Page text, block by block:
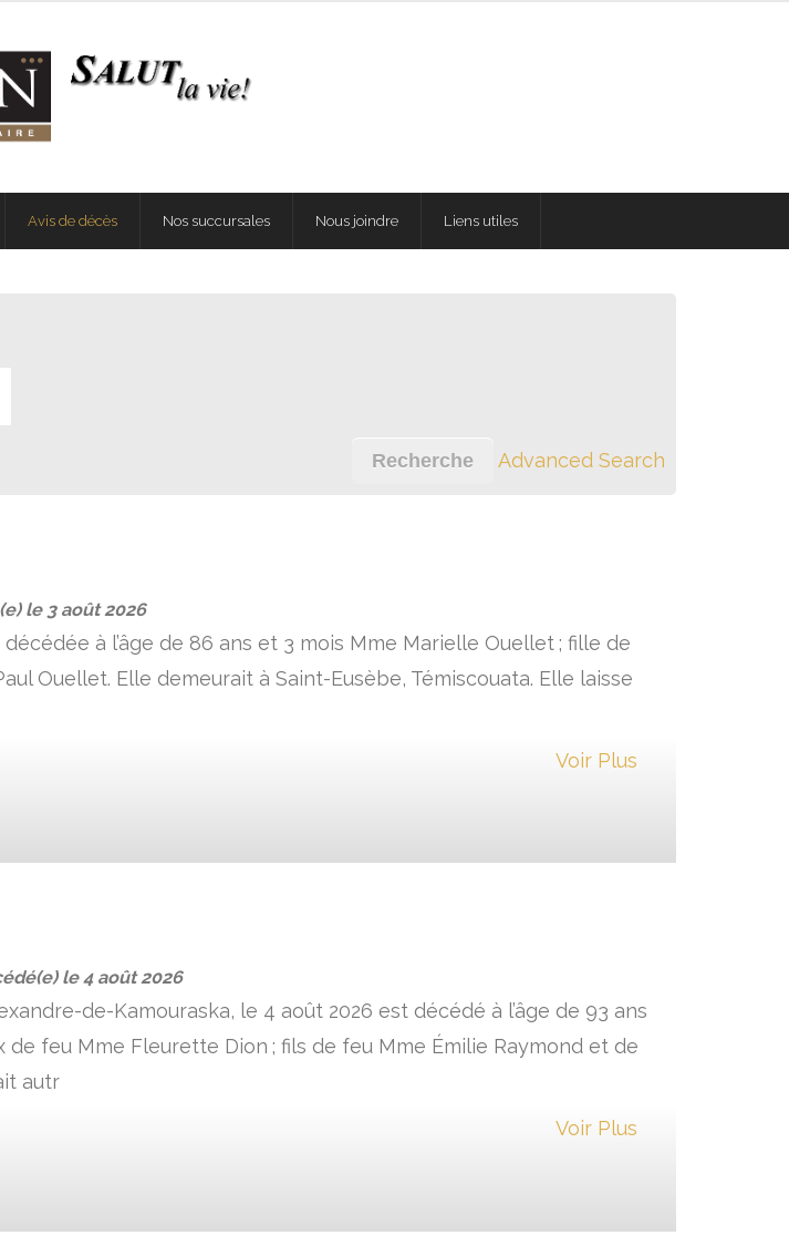
Avis de décès Nos succursales Nous joindre Liens utiles
Advanced Search
le 3 août 2026
à l’âge de 86 ans et 3 mois Mme Marielle Ouellet ; fille de
Ouellet. Elle demeurait à Saint-Eusèbe, Témiscouata. Elle laisse
Voir Plus
le4 août 2026
de-Kamouraska, le 4 août 2026 est décédé à l’âge de 93 ans
de feu Mme Fleurette Dion ; fils de feu Mme Émilie Raymond et de
autr
Voir Plus